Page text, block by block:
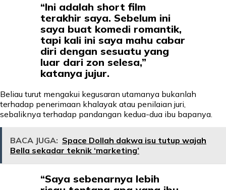
“Ini adalah short film
terakhir saya. Sebelum ini
saya buat komedi romantik,
tapi kali ini saya mahu cabar
diri dengan sesuatu yang
luar dari zon selesa,”
katanya jujur.
Beliau turut mengakui kegusaran utamanya bukanlah
terhadap penerimaan khalayak atau penilaian juri,
sebaliknya terhadap pandangan kedua-dua ibu bapanya.
BACA JUGA: Space Dollah dakwa isu tutup wajah
Bella sekadar teknik ‘marketing’
“Saya sebenarnya lebih